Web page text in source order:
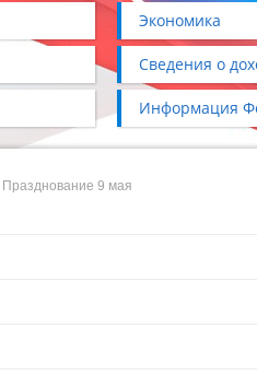
Экономика
Сведения о
Информация
Празднование 9 мая